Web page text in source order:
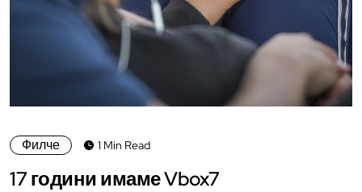
Филче 1 Min Read
17 години имаме Vbox7